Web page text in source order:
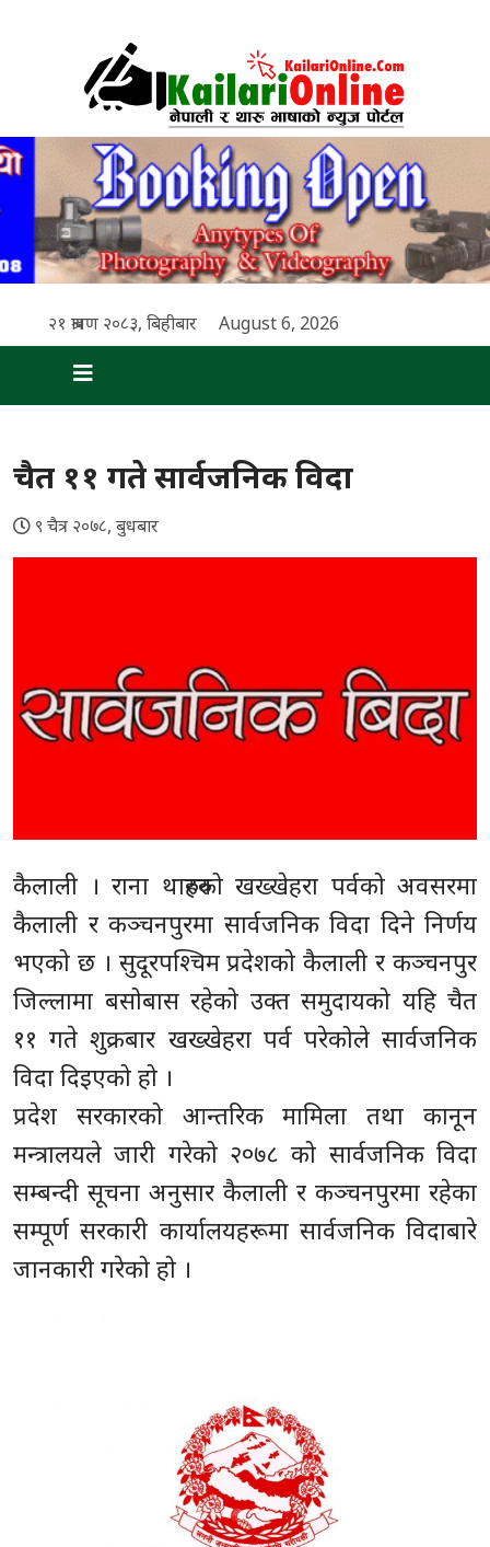
२१ श्रावण २०८३, बिहीबार August 6, 2026
चैत ११ गते सार्वजनिक विदा
९ चैत्र २०७८, बुधबार
कैलाली । राना थारुहरुको खख्खेहरा पर्वको अवसरमा
कैलाली र कञ्चनपुरमा सार्वजनिक विदा दिने निर्णय
भएको छ । सुदूरपश्चिम प्रदेशको कैलाली र कञ्चनपुर
जिल्लामा बसोबास रहेको उक्त समुदायको यहि चैत
११ गते शुक्रबार खख्खेहरा पर्व परेकोले सार्वजनिक
विदा दिइएको हो ।
प्रदेश सरकारको आन्तरिक मामिला तथा कानून
मन्त्रालयले जारी गरेको २०७८ को सार्वजनिक विदा
सम्बन्दी सूचना अनुसार कैलाली र कञ्चनपुरमा रहेका
सम्पूर्ण सरकारी कार्यालयहरूमा सार्वजनिक विदाबारे
जानकारी गरेको हो ।